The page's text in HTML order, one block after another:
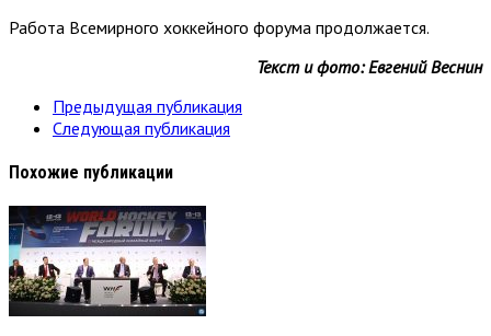
Работа Всемирного хоккейного форума продолжается.
Текст и фото: Евгений Веснин
Предыдущая публикация
Следующая публикация
Похожие публикации